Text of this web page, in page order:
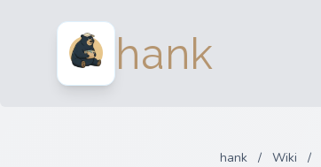
hank
hank / Wiki /